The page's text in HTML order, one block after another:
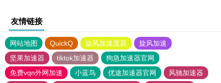
友情链接
网站地图 QuickQ 旋风加速度器
旋风加速
坚果加速器
tiktok加速器
狗急加速器官网
免费vqn外网加速
小蓝鸟 优途加速器官网
风驰加速器